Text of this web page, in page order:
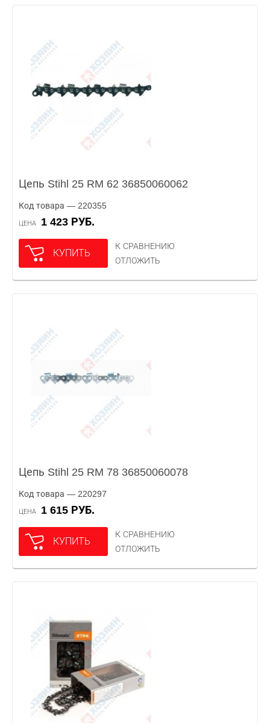
Цепь Stihl 25 RM 62 36850060062
Код товара — 220355
ЦЕНА 1 423 РУБ.
КУПИТЬ
К СРАВНЕНИЮ
ОТЛОЖИТЬ
Цепь Stihl 25 RM 78 36850060078
Код товара — 220297
ЦЕНА 1 615 РУБ.
КУПИТЬ
К СРАВНЕНИЮ
ОТЛОЖИТЬ